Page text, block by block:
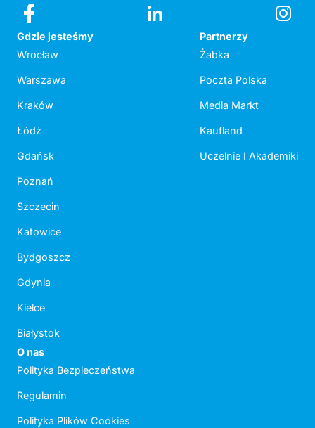
Gdzie jesteśmy
Wrocław
Warszawa
Kraków
Łódź
Gdańsk
Poznań
Szczecin
Katowice
Bydgoszcz
Gdynia
Kielce
Białystok
Partnerzy
Żabka
Poczta Polska
Media Markt
Kaufland
Uczelnie I Akademiki
O nas
Polityka Bezpieczeństwa
Regulamin
Polityka Plików Cookies